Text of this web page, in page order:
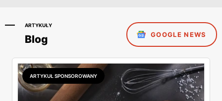
ARTYKUŁY
Blog GOOGLE NEWS
ARTYKUŁ SPONSOROWANY